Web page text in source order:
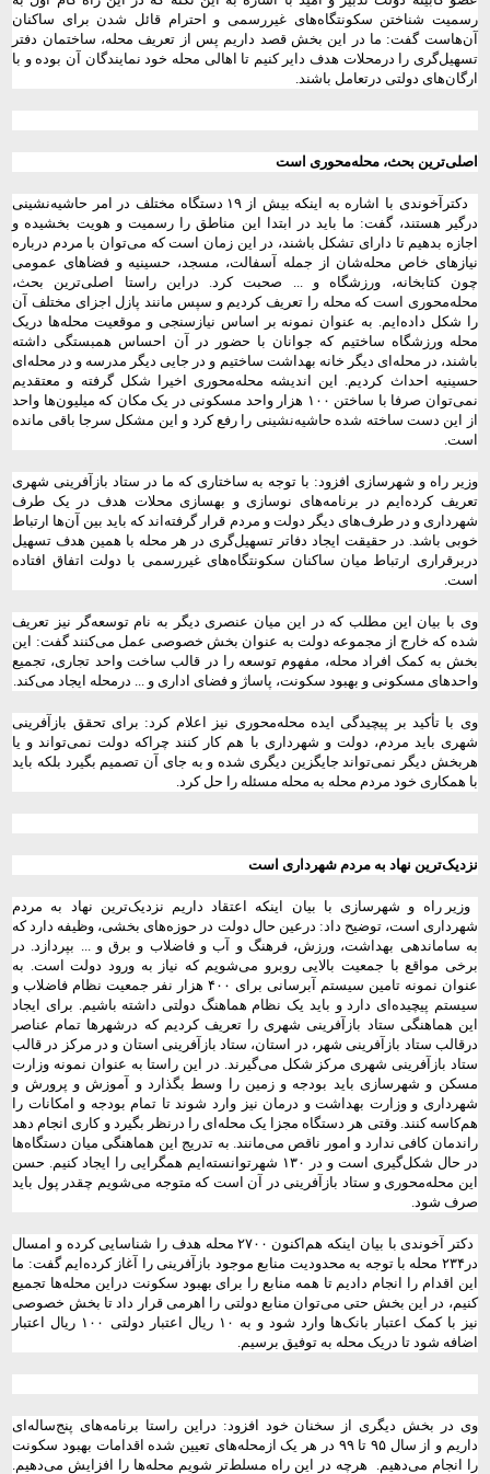
رسمیت شناختن سکونتگاه‌های غیررسمی و احترام قائل شدن برای ساکنان
آن‌هاست گفت: ما در این بخش قصد داریم پس از تعریف محله، ساختمان دفتر
تسهیل‌گری را درمحلات هدف دایر کنیم تا اهالی محله خود نمایندگان آن بوده و با
ارگان‌های دولتی درتعامل باشند.
اصلی‌ترین بحث، محله‌محوری است
دکترآخوندی با اشاره به اینکه بیش از ۱۹ دستگاه مختلف در امر حاشیه‌نشینی
درگیر هستند، گفت: ما باید در ابتدا این مناطق را رسمیت و هویت بخشیده و
اجازه بدهیم تا دارای تشکل باشند، در این زمان است که می‌توان با مردم درباره
نیازهای خاص محله‌شان از جمله آسفالت، مسجد، حسینیه و فضاهای عمومی
چون کتابخانه، ورزشگاه و ... صحبت کرد. دراین راستا اصلی‌ترین بحث،
محله‌محوری است که محله را تعریف کردیم و سپس مانند پازل اجزای مختلف آن
را شکل داده‌ایم. به عنوان نمونه بر اساس نیازسنجی و موقعیت محله‌ها دریک
محله ورزشگاه ساختیم که جوانان با حضور در آن احساس همبستگی داشته
باشند، در محله‌ای دیگر خانه بهداشت ساختیم و در جایی دیگر مدرسه و در محله‌ای
حسینیه احداث کردیم. این اندیشه محله‌محوری اخیرا شکل گرفته و معتقدیم
نمی‌توان صرفا با ساختن ۱۰۰ هزار واحد مسکونی در یک مکان که میلیون‌ها واحد
از این دست ساخته شده حاشیه‌نشینی را رفع کرد و این مشکل سرجا باقی مانده
است.
وزیر راه و شهرسازی افزود: با توجه به ساختاری که ما در ستاد بازآفرینی شهری
تعریف کرده‌ایم در برنامه‌های نوسازی و بهسازی محلات هدف در یک طرف
شهرداری و در طرف‌های دیگر دولت و مردم قرار گرفته‌اند که باید بین آن‌ها ارتباط
خوبی باشد. در حقیقت ایجاد دفاتر تسهیل‌گری در هر محله با همین هدف تسهیل
دربرقراری ارتباط میان ساکنان سکونتگاه‌های غیررسمی با دولت اتفاق افتاده
است.
وی با بیان این مطلب که در این میان عنصری دیگر به نام توسعه‌گر نیز تعریف
شده که خارج از مجموعه دولت به عنوان بخش خصوصی عمل می‌کنند گفت: این
بخش به کمک افراد محله، مفهوم توسعه را در قالب ساخت واحد تجاری، تجمیع
واحدهای مسکونی و بهبود سکونت، پاساژ و فضای اداری و ... درمحله ایجاد می‌کند.
وی با تأکید بر پیچیدگی ایده محله‌محوری نیز اعلام کرد: برای تحقق بازآفرینی
شهری باید مردم، ‌دولت و شهرداری با هم کار کنند چراکه دولت نمی‌تواند و یا
هربخش دیگر نمی‌تواند جایگزین دیگری شده و به جای آن تصمیم بگیرد بلکه باید
با همکاری خود مردم محله به محله مسئله را حل کرد.
نزدیک‌ترین نهاد به مردم شهرداری است
وزیر راه و شهرسازی با بیان اینکه اعتقاد داریم نزدیک‌ترین نهاد به مردم
شهرداری است، توضیح داد: درعین حال دولت در حوزه‌های بخشی، وظیفه دارد که
به ساماندهی بهداشت، ورزش، فرهنگ و آب و فاضلاب و برق و ... بپردازد. در
برخی مواقع با جمعیت بالایی روبرو می‌شویم که نیاز به ورود دولت است. به
عنوان نمونه تامین سیستم آبرسانی برای ۴۰۰ هزار نفر جمعیت نظام فاضلاب و
سیستم پیچیده‌ای دارد و باید یک نظام هماهنگ دولتی داشته باشیم. برای ایجاد
این هماهنگی ستاد بازآفرینی شهری را تعریف کردیم که درشهرها تمام عناصر
درقالب ستاد بازآفرینی شهر، در استان، ستاد بازآفرینی استان و در مرکز در قالب
ستاد بازآفرینی شهری مرکز شکل می‌گیرند. در این راستا به عنوان نمونه وزارت
مسکن و شهرسازی باید بودجه و زمین را وسط بگذارد و آموزش و پرورش و
شهرداری و وزارت بهداشت و درمان نیز وارد شوند تا تمام بودجه و امکانات را
هم‌کاسه کنند. وقتی هر دستگاه مجزا یک محله‌ای را درنظر بگیرد و کاری انجام دهد
راندمان کافی ندارد و امور ناقص می‌مانند. به تدریج این هماهنگی میان دستگاه‌ها
در حال شکل‌گیری است و در ۱۳۰ شهرتوانسته‌ایم همگرایی را ایجاد کنیم. حسن
این محله‌محوری و ستاد بازآفرینی در آن است که متوجه می‌شویم چقدر پول باید
صرف شود.
دکتر آخوندی با بیان اینکه هم‌اکنون ۲۷۰۰ محله هدف را شناسایی کرده‌ و امسال
در۲۳۴ محله با توجه به محدودیت منابع موجود بازآفرینی را آغاز کرده‌ایم گفت: ما
این اقدام را انجام دادیم تا همه منابع را برای بهبود سکونت دراین محله‌ها تجمیع
کنیم، در این بخش حتی می‌توان منابع دولتی را اهرمی قرار داد تا بخش خصوصی
نیز با کمک اعتبار بانک‌ها وارد شود و به ۱۰ ریال اعتبار دولتی ۱۰۰ ریال اعتبار
اضافه شود تا دریک محله به توفیق برسیم.
وی در بخش دیگری از سخنان خود افزود: دراین راستا برنامه‌های پنج‌ساله‌ای
داریم و از سال ۹۵ تا ۹۹ در هر یک ازمحله‌های تعیین شده اقدامات بهبود سکونت
را انجام می‌دهیم.
هرچه در این راه مسلط‌‌تر شویم محله‌ها را افزایش می‌دهیم.